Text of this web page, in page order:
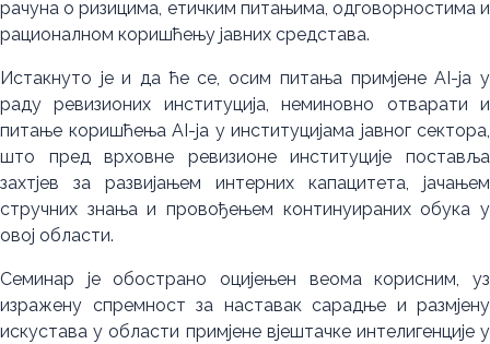
рачуна о ризицима, етичким питањима, одговорностима и
рационалном коришћењу јавних средстава.
Истакнуто је и да ће се, осим питања примјене AI-ја у
раду ревизионих институција, неминовно отварати и
питање коришћења AI-ја у институцијама јавног сектора,
што пред врховне ревизионе институције поставља
захтјев за развијањем интерних капацитета, јачањем
стручних знања и провођењем континуираних обука у
овој области.
Семинар је обострано оцијењен веома корисним, уз
изражену спремност за наставак сарадње и размјену
искустава у области примјене вјештачке интелигенције у